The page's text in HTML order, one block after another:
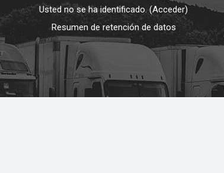
Usted no se ha identificado. (Acceder)
Resumen de retención de datos